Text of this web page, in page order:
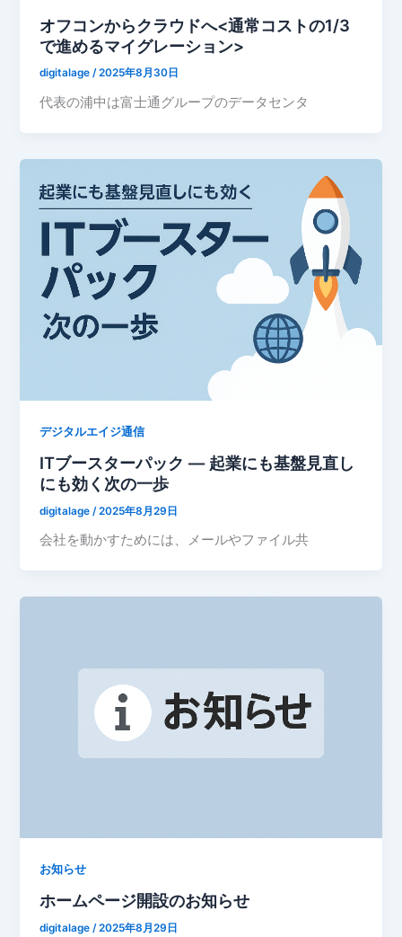
オフコンからクラウドへ<通常コストの1/3
で進めるマイグレーション>
digitalage/2025年8月30日
代表の浦中は富士通グループのデータセンタ
デジタルエイジ通信
ITブースターパック ― 起業にも基盤見直し
にも効く次の一歩
digitalage /2025年8月29日
会社を動かすためには、メールやファイル共
お知らせ
ホームページ開設のお知らせ
digitalage /2025年8月29日